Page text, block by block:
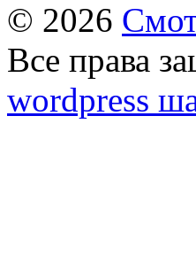
© 2026
Все права
wordpress